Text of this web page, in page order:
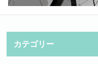
カテゴリー